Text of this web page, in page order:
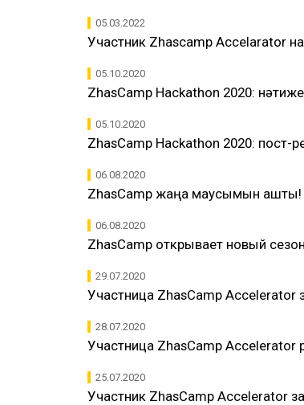
05.03.2022
Участник Zhascamp Accelarator
05.10.2020
ZhasCamp Hackathon 2020:
05.10.2020
ZhasCamp Hackathon 2020: пост-
06.08.2020
ZhasCamp жаңа маусымын ашты!
06.08.2020
ZhasCamp открывает новый
29.07.2020
Участница ZhasCamp Accelerator
28.07.2020
Участница ZhasCamp Accelerator
25.07.2020
Участник ZhasCamp Accelerator